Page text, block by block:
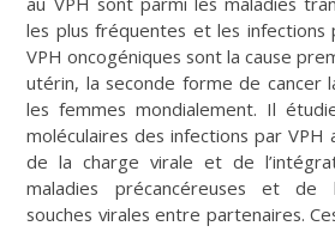
les plus fréquentes et les infections
VPH oncogéniques sont la cause
utérin, la seconde forme de cancer
les femmes mondialement. Il
moléculaires des infections par VPH
de la charge virale et de
maladies précancéreuses et de
souches virales entre partenaires.